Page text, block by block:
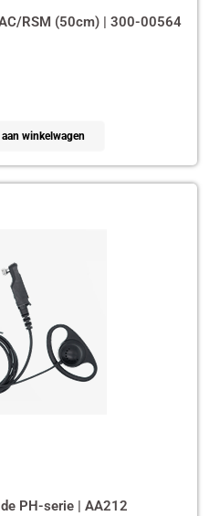
RSM (50cm) | 300-00564
winkelwagen
PH-serie | AA212